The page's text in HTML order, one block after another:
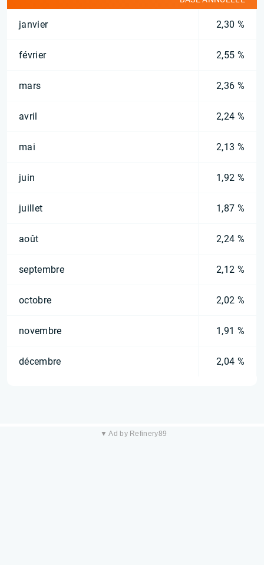
janvier 2,30 %
février 2,55 %
mars 2,36 %
avril 2,24 %
mai 2,13 %
juin 1,92 %
juillet 1,87 %
août 2,24 %
septembre 2,12 %
octobre 2,02 %
novembre 1,91 %
décembre 2,04 %
▼ Ad by Refinery89